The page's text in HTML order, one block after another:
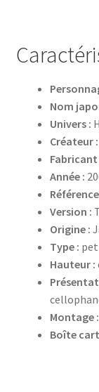
Nom
Univers :
Créateur :
Fabricant
Année :
Version :
Origine :
Type :
Hauteur :
Montage :
Boîte